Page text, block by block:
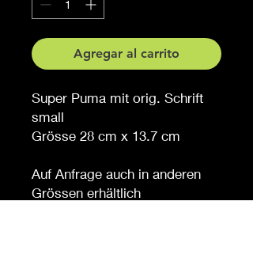
Agregar al carrito
Super Puma mit orig. Schrift
small
Grösse 28 cm x 13.7 cm
Auf Anfrage auch in anderen
Grössen erhältlich